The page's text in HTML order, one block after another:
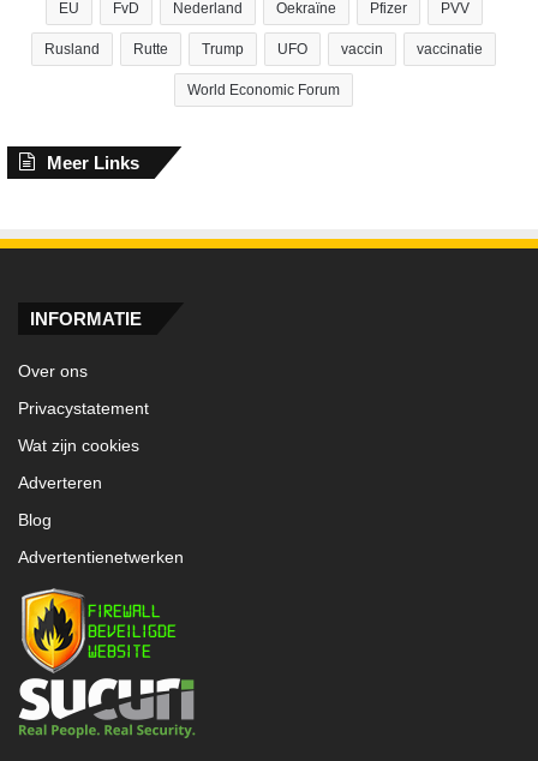
EU FvD Nederland Oekraïne Pfizer PVV
Rusland Rutte Trump UFO vaccin vaccinatie
World Economic Forum
Meer Links
INFORMATIE
Over ons
Privacystatement
Wat zijn cookies
Adverteren
Blog
Advertentienetwerken